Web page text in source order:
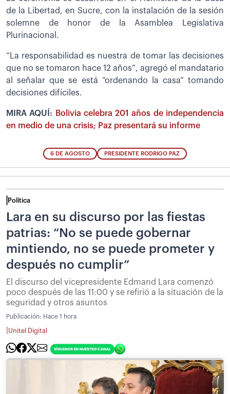
de la Libertad, en Sucre, con la instalación de la sesión
solemne de honor de la Asamblea Legislativa
Plurinacional.
“La responsabilidad es nuestra de tomar las decisiones
que no se tomaron hace 12 años”, agregó el mandatario
al señalar que se está “ordenando la casa” tomando
decisiones difíciles.
MIRA AQUÍ:
Bolivia celebra 201 años de independencia
en medio de una crisis; Paz presentará su informe
6 DE AGOSTO PRESIDENTE RODRIGO PAZ
Política
Lara en su discurso por las fiestas
patrias: “No se puede gobernar
mintiendo, no se puede prometer y
después no cumplir”
El discurso del vicepresidente Edmand Lara comenzó
poco después de las 11:00 y se refirió a la situación de la
seguridad y otros asuntos
Publicación: Hace 1 hora
Unitel Digital